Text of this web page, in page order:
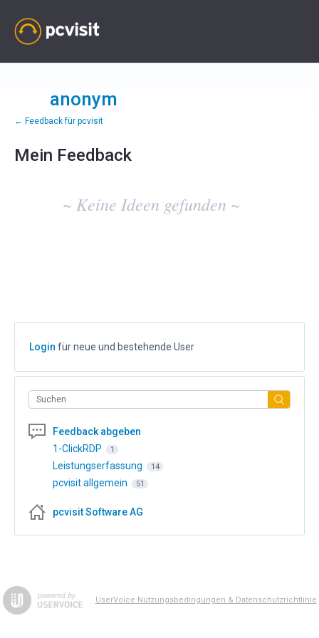
anonym
← Feedback für pcvisit
Mein Feedback
Ideenergebnisse~ Keine Ideen gefunden ~
Login für neue und bestehende User
Suchen
Feedback abgeben
1-ClickRDP
1
Leistungserfassung 14
pcvisit allgemein 51
pcvisit Software AG
UserVoice Nutzungsbedingungen & Datenschutzrichtlinie